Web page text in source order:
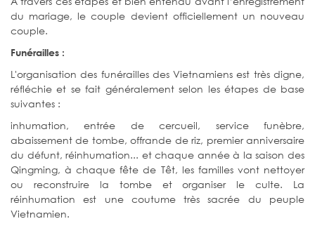
du mariage, le couple devient officiellement un nouveau
couple.
Funérailles :
L'organisation des funérailles des Vietnamiens est très digne,
réfléchie et se fait généralement selon les étapes de base
suivantes :
inhumation, entrée de cercueil, service funèbre,
abaissement de tombe, offrande de riz, premier anniversaire
du défunt, réinhumation... et chaque année à la saison des
Qingming, à chaque fête de Têt, les familles vont nettoyer
ou reconstruire la tombe et organiser le culte. La
réinhumation est une coutume très sacrée du peuple
Vietnamien.